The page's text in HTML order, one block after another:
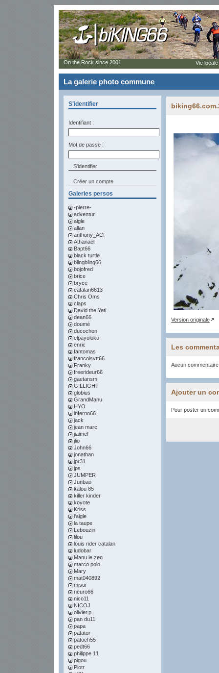
La galerie photo commune
S'identifier
Identifiant :
Mot de passe :
Créer un compte
Galeries persos
-pierre-
adventur
aigle
allan
anthony_ACI
Athanaël
Bapt66
black turtle
blingbling66
bojofred
brice
bryce
catalan6613
Chris Oms
claps
David the Yeti
dean66
doumé
ducochon
elpayoloko
enric
fantomas
francoisvtt66
Franky
freerideur66
gaetansm
GILLIGHT
globius
GrandManu
HYO
inferno66
jack
jean marc
jiaimef
jlio
John66
jonathan
jpr31
jps
JUMPER
Junbao
kalou 85
killer kinder
koyote
Kriss
l'aigle
la taupe
Lebouzin
lilou
louis rider catalan
ludobar
Manu le zen
marco polo
Mary
mat040892
misur
neuro66
nico11
NICOJ
olivier.p
pan du11
papa
patator
patoch55
pedt66
philippe 11
pigou
Piotr
Version originale
Les
Aucun
Ajouter un
Pour poster un
On the Rock since 2001 Vie